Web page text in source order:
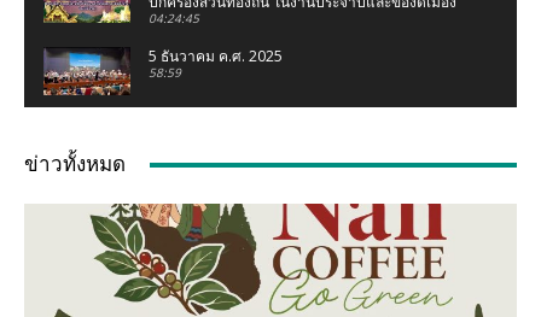
น่าน 2569
04:24:45
5 ธันวาคม ค.ศ. 2025
58:59
02:07:05
เชอรี่ ส่งกำลังใจน้ำท่วมเหนือ ห่วงคนที่บ้านเกิด
จ.น่าน #เชอรี่ #เชอรี่เข็มอัปสร #น้ำท่วมเหนือ #น่าน
04:11
มูลนิธิเพชรเกษมน่าน ทอดผ้าป่าสามัคคี ณ มูลนิธิ
เพชรเกษมน่าน (สำนักงานใหญ่ท่าวังผา) ปี 68
01:01:17
ข่าวทั้งหมด